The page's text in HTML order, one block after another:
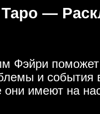
Таро —
Фэйри
и события
они имеют на